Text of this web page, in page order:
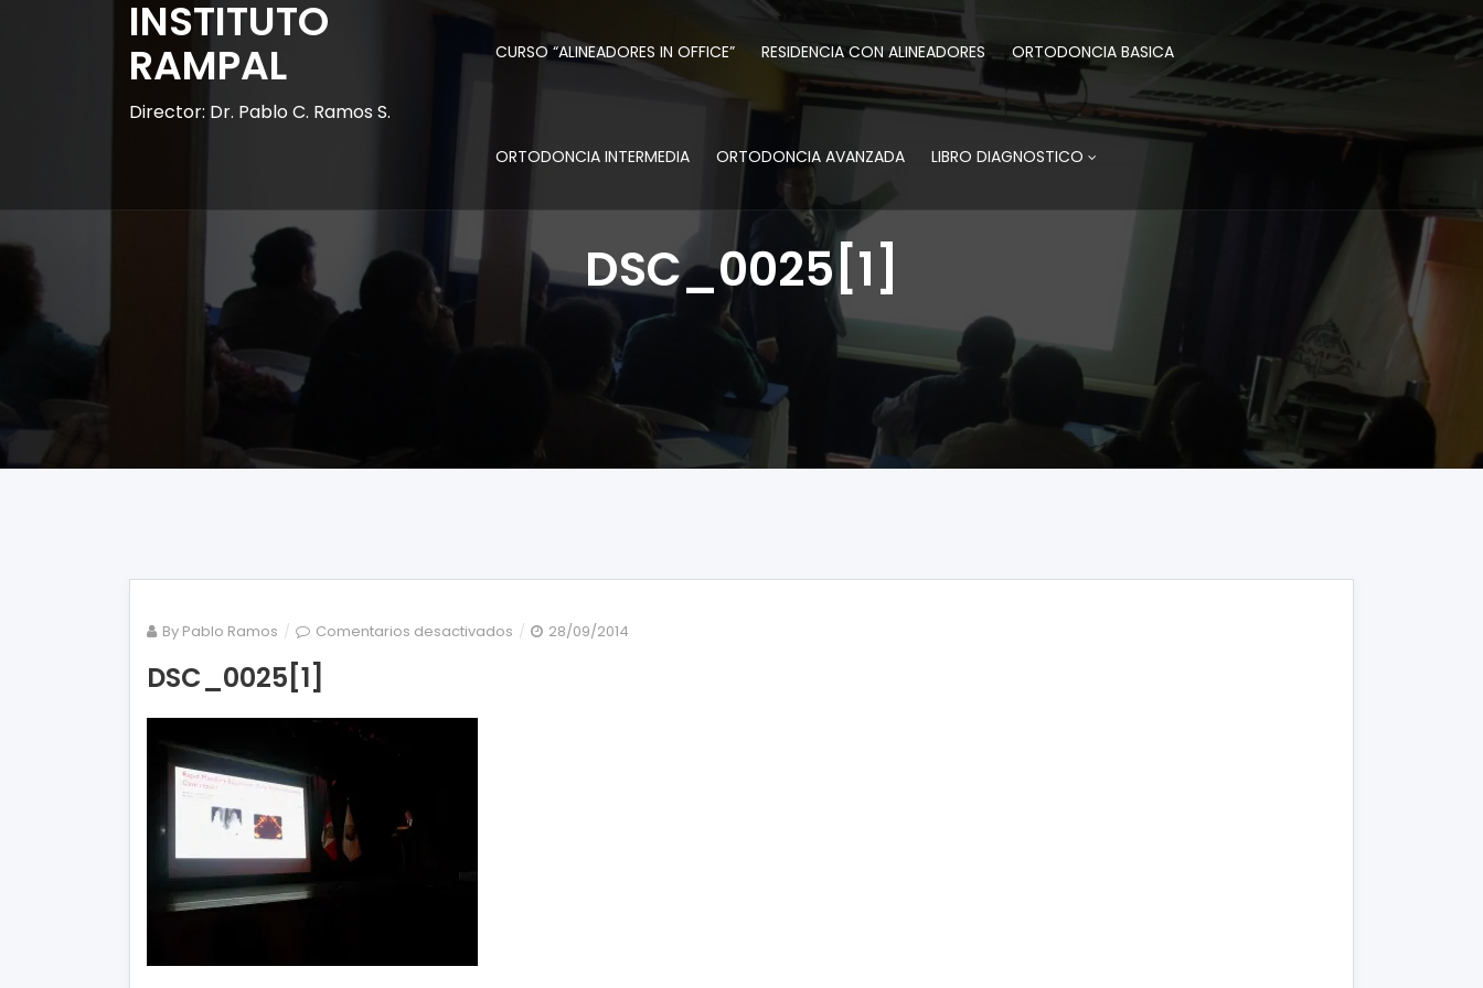
INSTITUTO
RAMPAL
Director: Dr. Pablo C. Ramos S.
CURSO “ALINEADORES IN OFFICE” RESIDENCIA CON ALINEADORES ORTODONCIA BASICA
ORTODONCIA INTERMEDIA ORTODONCIA AVANZADA LIBRO DIAGNOSTICO
DSC_0025[1]
By Pablo Ramos Comentarios desactivados en
28/09/2014
DSC_0025[1]